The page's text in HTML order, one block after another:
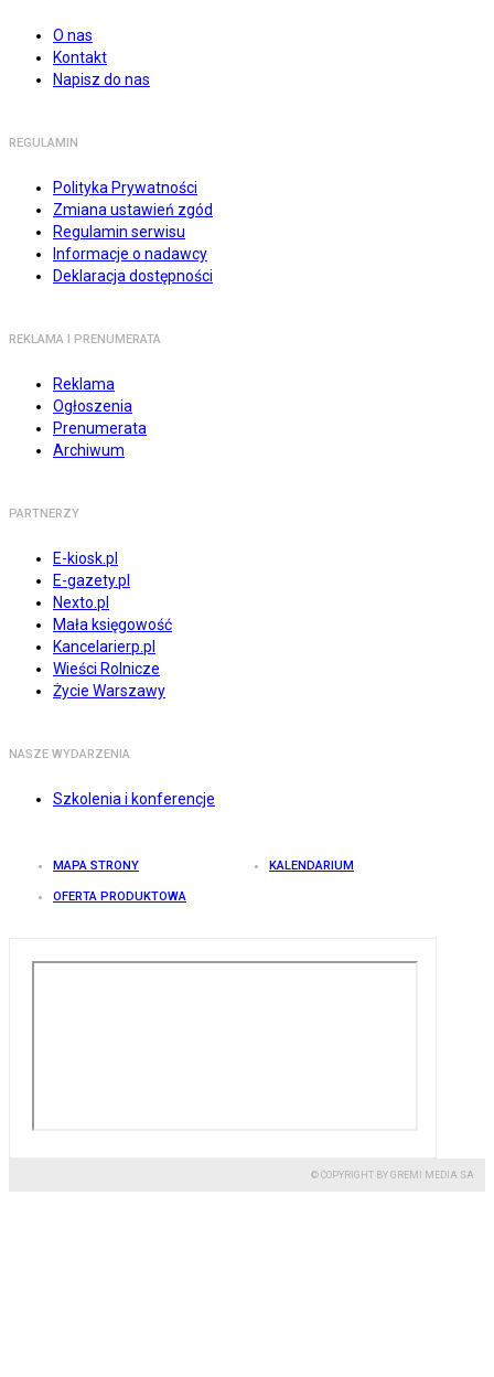
O nas
Kontakt
Napisz do nas
REGULAMIN
Polityka Prywatności
Zmiana ustawień zgód
Regulamin serwisu
Informacje o nadawcy
Deklaracja dostępności
REKLAMA I PRENUMERATA
Reklama
Ogłoszenia
Prenumerata
Archiwum
PARTNERZY
E-kiosk.pl
E-gazety.pl
Nexto.pl
Mała księgowość
Kancelarierp.pl
Wieści Rolnicze
Życie Warszawy
NASZE WYDARZENIA
Szkolenia i konferencje
MAPA STRONY KALENDARIUM
OFERTA PRODUKTOWA
© COPYRIGHT BY GREMI MEDIA SA